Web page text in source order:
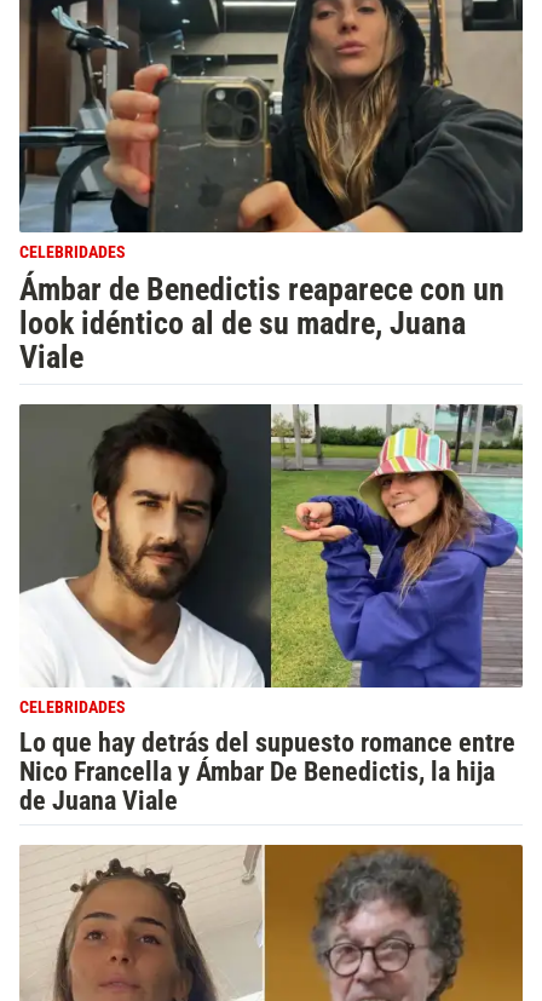
CELEBRIDADES
Ámbar de Benedictis reaparece con un
look idéntico al de su madre, Juana
Viale
CELEBRIDADES
Lo que hay detrás del supuesto romance entre
Nico Francella y Ámbar De Benedictis, la hija
de Juana Viale